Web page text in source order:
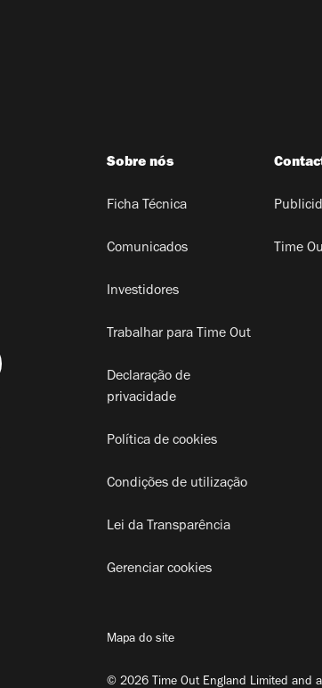
Sobre nós
Ficha Técnica
Comunicados
Investidores
Trabalhar para Time Out
Declaração de
privacidade
Política de cookies
Condições de utilização
Lei da Transparência
Gerenciar cookies
Time
Mapa do site
© 2026 Time Out England Limited and